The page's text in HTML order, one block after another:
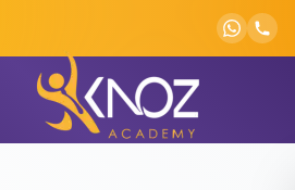
Skip to content